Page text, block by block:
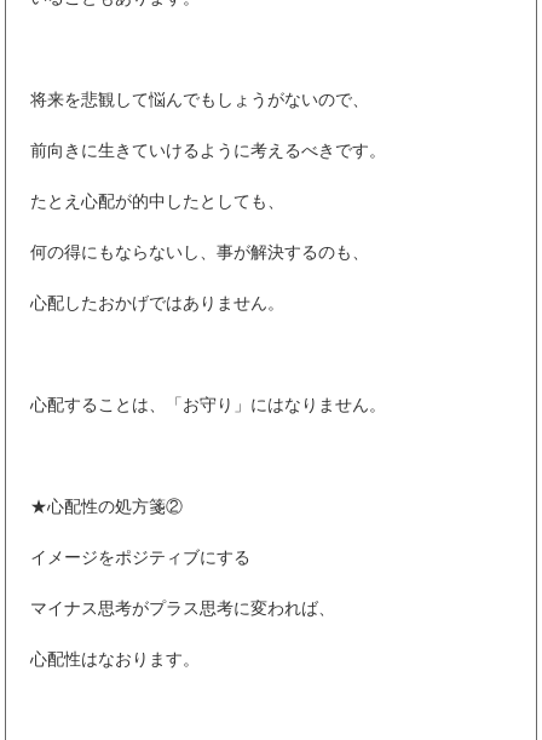
将来を悲観して悩んでもしょうがないので、
前向きに生きていけるように考えるべきです。
たとえ心配が的中したとしても、
何の得にもならないし、事が解決するのも、
心配したおかげではありません。
心配することは、「お守り」にはなりません。
★心配性の処方箋②
イメージをポジティブにする
マイナス思考がプラス思考に変われば、
心配性はなおります。